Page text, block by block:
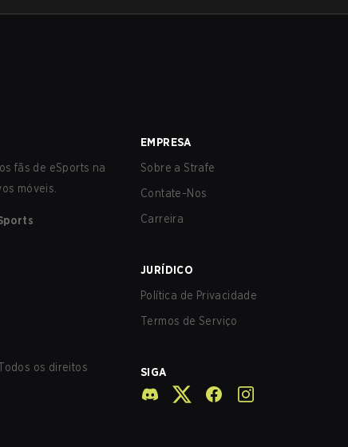
fãs de eSports na
móveis.
os direitos
EMPRESA
Sobre a Strafe
Contate-Nos
Carreira
JURÍDICO
Política de Privacidade
Termos de Serviço
SIGA